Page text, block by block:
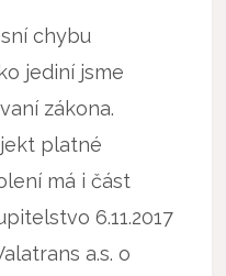
chybu
jediní jsme
zákona.
platné
má i část
6.11.2017
a.s. o